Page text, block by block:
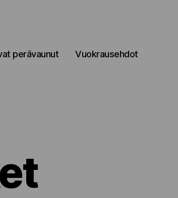
perävaunut Vuokrausehdot